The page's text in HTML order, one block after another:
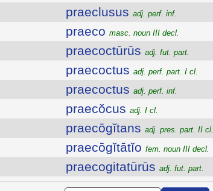
praeclusus adj. perf. inf.
praeco masc. noun III decl.
praecoctūrūs adj. fut. part.
praecoctus adj. perf. part. I cl.
praecoctus adj. perf. inf.
praecŏcus adj. I cl.
praecōgĭtans adj. pres. part. II cl.
praecōgĭtātĭo fem. noun III decl.
praecogitatūrūs adj. fut. part.